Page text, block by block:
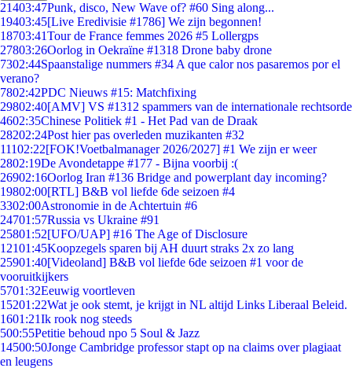
21403:47Punk, disco, New Wave of? #60 Sing along...
19403:45[Live Eredivisie #1786] We zijn begonnen!
18703:41Tour de France femmes 2026 #5 Lollergps
27803:26Oorlog in Oekraïne #1318 Drone baby drone
7302:44Spaanstalige nummers #34 A que calor nos pasaremos por el
verano?
7802:42PDC Nieuws #15: Matchfixing
29802:40[AMV] VS #1312 spammers van de internationale rechtsorde
4602:35Chinese Politiek #1 - Het Pad van de Draak
28202:24Post hier pas overleden muzikanten #32
11102:22[FOK!Voetbalmanager 2026/2027] #1 We zijn er weer
2802:19De Avondetappe #177 - Bijna voorbij :(
26902:16Oorlog Iran #136 Bridge and powerplant day incoming?
19802:00[RTL] B&B vol liefde 6de seizoen #4
3302:00Astronomie in de Achtertuin #6
24701:57Russia vs Ukraine #91
25801:52[UFO/UAP] #16 The Age of Disclosure
12101:45Koopzegels sparen bij AH duurt straks 2x zo lang
25901:40[Videoland] B&B vol liefde 6de seizoen #1 voor de
vooruitkijkers
5701:32Eeuwig voortleven
15201:22Wat je ook stemt, je krijgt in NL altijd Links Liberaal Beleid.
1601:21Ik rook nog steeds
500:55Petitie behoud npo 5 Soul & Jazz
14500:50Jonge Cambridge professor stapt op na claims over plagiaat
en leugens